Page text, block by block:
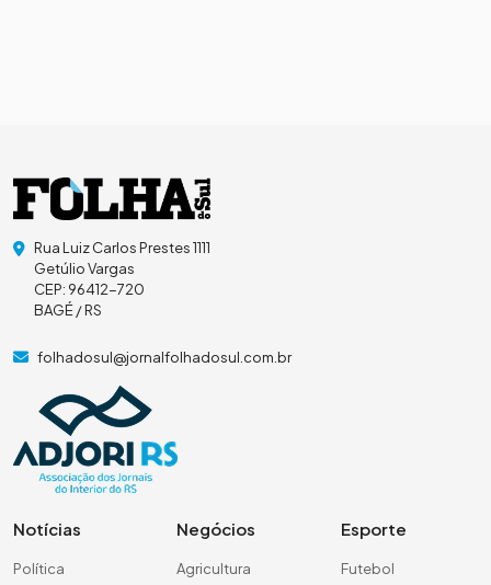
Rua Luiz Carlos Prestes 1111
Getúlio Vargas
CEP: 96412-720
BAGÉ / RS
folhadosul@jornalfolhadosul.com.br
Notícias
Política
Negócios
Agricultura
Esporte
Futebol